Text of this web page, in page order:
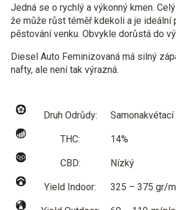
Jedná se o rychlý a výkonný kmen.
že může růst téměř kdekoli a je ideální
pěstování venku. Obvykle dorůstá do
Diesel Auto Feminizovaná má silný
nafty, ale není tak výrazná.
Druh Odrůdy: Samonakvétací
THC: 14%
CBD: Nízký
Yield Indoor: 325 – 375 gr/